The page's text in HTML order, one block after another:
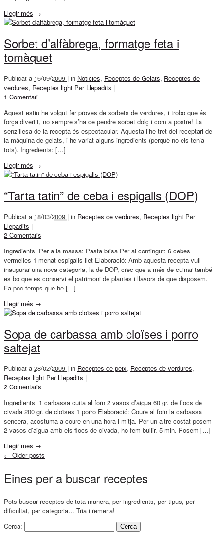
Llegir més →
Sorbet d’alfàbrega, formatge feta i
tomàquet
Publicat a 16/09/2009 | in Noticies, Receptes de Gelats, Receptes de
verdures, Receptes light Per Llepadits |
1 Comentari
Aquest estiu he volgut fer proves de sorbets de verdures, i trobo que és
força divertit, no sempre s’ha de pendre sorbet dolç i com a postre! La
senzillesa de la recepta és espectacular. Aquesta l’he tret del receptari de
la màquina de gelats, i he variat alguns ingredients (perquè no els tenia
tots). Ingredients: […]
Llegir més →
“Tarta tatin” de ceba i espigalls (DOP)
Publicat a 18/03/2009 | in Receptes de verdures, Receptes light Per
Llepadits |
2 Comentaris
Ingredients: Per a la massa: Pasta brisa Per al contingut: 6 cebes
vermelles 1 menat espigalls llet Elaboració: Amb aquesta recepta vull
inaugurar una nova categoria, la de DOP, crec que a més de cuinar també
es bo que es conservi el patrimoni de plantes i llavors de que disposem.
Fa poc temps que he […]
Llegir més →
Sopa de carbassa amb cloïses i porro
saltejat
Publicat a 28/02/2009 | in Receptes de peix, Receptes de verdures,
Receptes light Per Llepadits |
2 Comentaris
Ingredients: 1 carbassa cuita al forn 2 vasos d’aigua 60 gr. de flocs de
civada 200 gr. de cloïses 1 porro Elaboració: Coure al forn la carbassa
sencera, acostuma a coure en una hora i mitja. Per un altre costat posem
2 vasos d’aigua amb els flocs de civada, ho fem bullir. 5 min. Posem […]
Llegir més →
← Older posts
Eines per a buscar receptes
Pots buscar receptes de tota manera, per ingredients, per tipus, per
dificultat, per categoria… Tria i remena!
Cerca: